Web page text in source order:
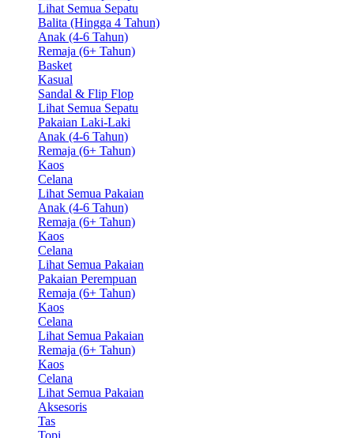
Lihat Semua Sepatu
Balita (Hingga 4 Tahun)
Anak (4-6 Tahun)
Remaja (6+ Tahun)
Basket
Kasual
Sandal & Flip Flop
Lihat Semua Sepatu
Pakaian Laki-Laki
Anak (4-6 Tahun)
Remaja (6+ Tahun)
Kaos
Celana
Lihat Semua Pakaian
Anak (4-6 Tahun)
Remaja (6+ Tahun)
Kaos
Celana
Lihat Semua Pakaian
Pakaian Perempuan
Remaja (6+ Tahun)
Kaos
Celana
Lihat Semua Pakaian
Remaja (6+ Tahun)
Kaos
Celana
Lihat Semua Pakaian
Aksesoris
Tas
Topi